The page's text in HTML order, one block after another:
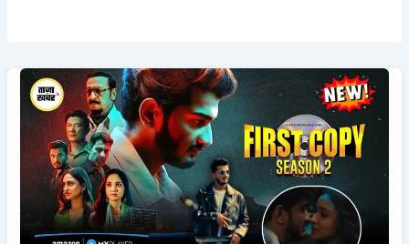
First
Copy
Season
2
Review
–
Netflix
में